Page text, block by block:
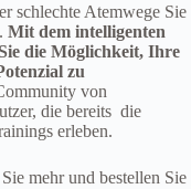
schlechte Atemwege Sie
Mit dem intelligenten
die Möglichkeit, Ihre
zu
von
die bereits die
erleben.
mehr und bestellen Sie